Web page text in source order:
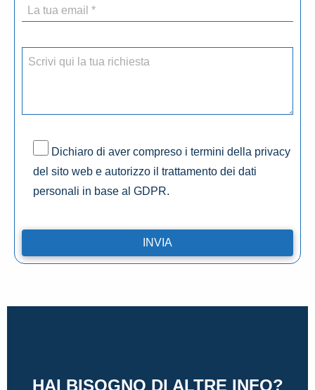
Dichiaro di aver compreso i termini della privacy
del sito web e autorizzo il trattamento dei dati
personali in base al GDPR.
HAI BISOGNO DI ALTRE INFO?